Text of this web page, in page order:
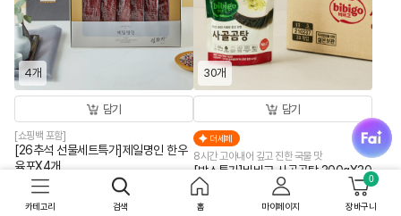
4개
담기
[쇼핑백 포함]
[26추석 선물세트특가]제일명인 한우
육포X4개
349,600
%269,192
30개
담기
더세페
8시간 고아내어 깊고 진한 국물 맛
[박스특가]비비고 사골곰탕 300gX30
개
49,500
fai
카테고리 검색 홈 마이페이지 장바구니
0